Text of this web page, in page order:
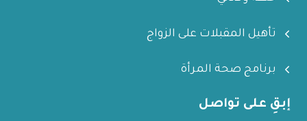
تأهيل المقبلات على الزواج
برنامج صحة المرأة
إبقِ على تواصل